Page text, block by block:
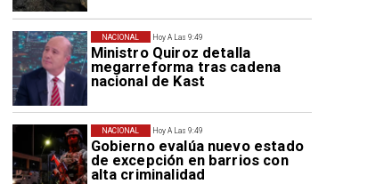
Hoy A Las 9:49
Ministro Quiroz detalla
megarreforma tras cadena
nacional de Kast
NACIONAL
Hoy A Las 9:49
Gobierno evalúa nuevo estado
de excepción en barrios con
alta criminalidad
NACIONAL